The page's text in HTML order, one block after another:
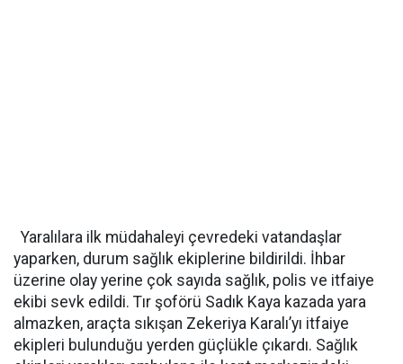
Yaralılara ilk müdahaleyi çevredeki vatandaşlar
yaparken, durum sağlık ekiplerine bildirildi. İhbar
üzerine olay yerine çok sayıda sağlık, polis ve itfaiye
ekibi sevk edildi. Tır şoförü Sadık Kaya kazada yara
almazken, araçta sıkışan Zekeriya Karalı’yı itfaiye
ekipleri bulunduğu yerden güçlükle çıkardı. Sağlık